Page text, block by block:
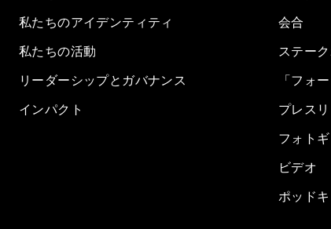
私たちのアイデンティティ
私たちの活動
リーダーシップとガバナンス
インパクト
会合
ステー
「フォ
プレス
フォト
ビデオ
ポッドキ